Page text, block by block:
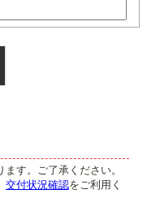
す。ご了承ください。
交付状況確認をご利用く